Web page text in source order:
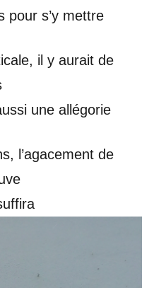
pour s’y mettre
il y aurait de
une allégorie
l’agacement de